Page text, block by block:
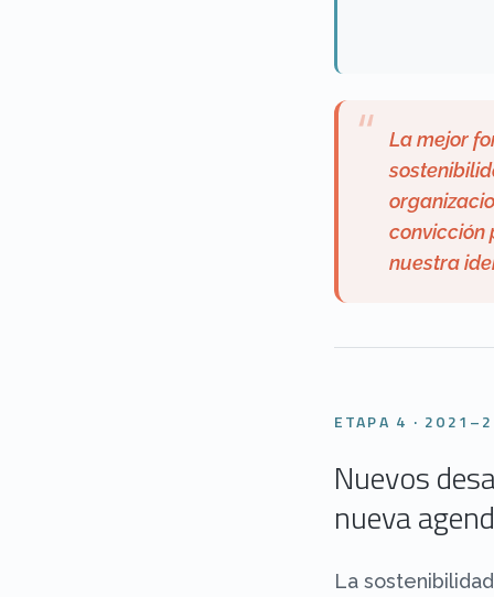
“
La mejor
convicción
nuestra
ETAPA 4 ·
Nuevos
nueva
La